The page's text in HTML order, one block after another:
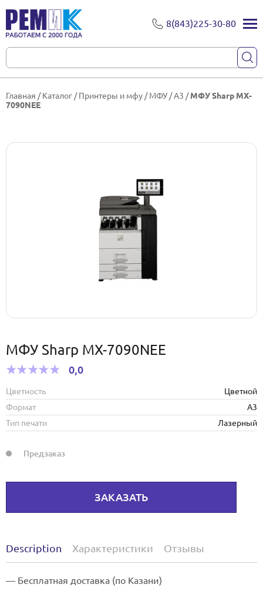
8(843)225-30-80
Главная /Каталог /Принтеры и мфу /МФУ /A3 /МФУ Sharp MX-
7090NEE
МФУ Sharp MX-7090NEE
0,0
Цветность
Цветной
Формат
А3
Тип печати
Лазерный
ЗАКАЗАТЬ
Предзаказ
Description Характеристики Отзывы
— Бесплатная доставка (по Казани)